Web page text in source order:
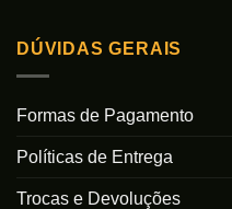
DÚVIDAS GERAIS
Formas de Pagamento
Políticas de Entrega
Trocas e Devoluções